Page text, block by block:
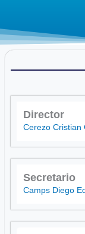
Director
Cerezo Cristian
Secretario
Camps Diego